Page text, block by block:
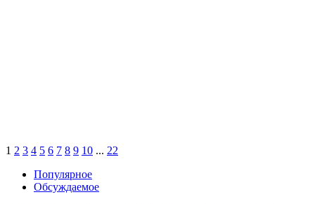
1 2 3 4 5 6 7 8 9 10 ... 22
Популярное
Обсуждаемое